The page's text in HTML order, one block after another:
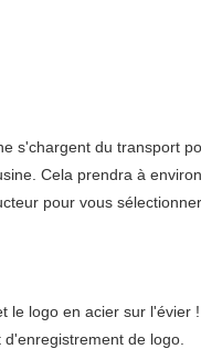
s'chargent du transport
Cela prendra à
pour vous
le logo en acier sur l'évier
de logo.